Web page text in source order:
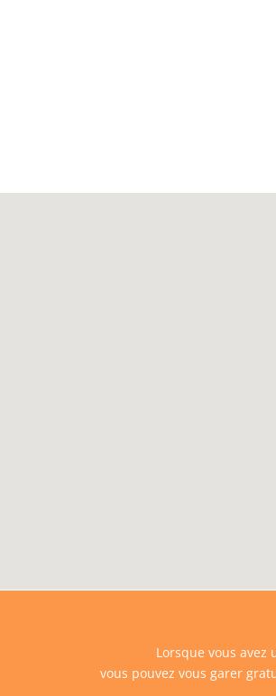
Lorsque vous avez
vous pouvez vous garer